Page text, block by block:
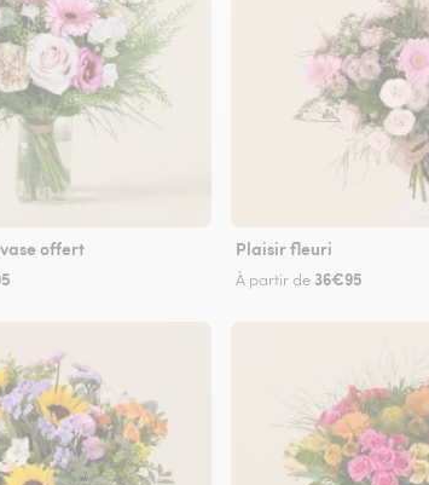
offert Plaisir fleuri
À partir de 36€95